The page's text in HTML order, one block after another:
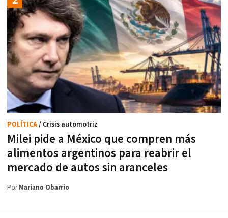
Milei pide a México que compren más
alimentos argentinos para reabrir el
mercado de autos sin aranceles
POLÍTICA/ Crisis automotriz
PorMariano Obarrio